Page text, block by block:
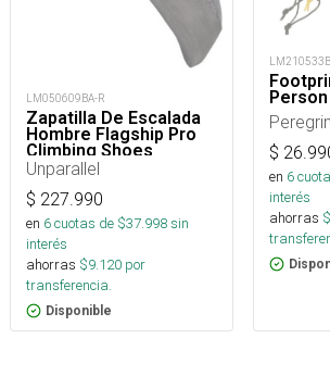
LM050609BA-R
Zapatilla De Escalada
Hombre Flagship Pro
Climbing Shoes
Unparallel
$ 227.990
en 6cuotas de $37.998sin
interés
ahorras $9.120 por
transferencia.
Disponible
Person
$
en 6
interés
ahorras $